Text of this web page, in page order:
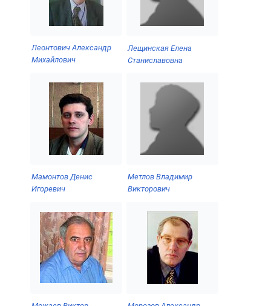
Леонтович Александр
Михайлович
Лещинская Елена
Станиславовна
Мамонтов Денис
Игоревич
Метлов Владимир
Викторович